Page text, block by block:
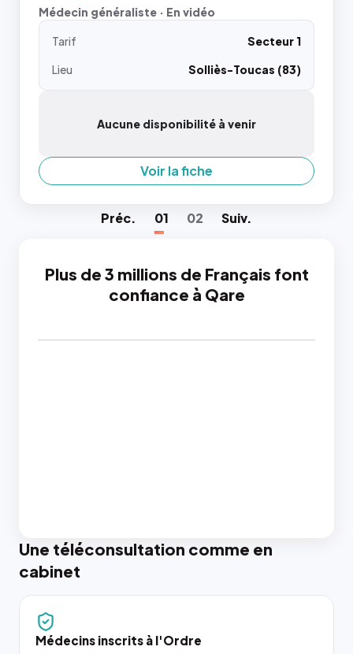
Médecin généraliste · En vidéo
Tarif
Secteur 1
Lieu
Solliès-Toucas (83)
Aucune disponibilité à venir
Voir la fiche
Préc. 01 02 Suiv.
Plus de 3 millions de Français font
confiance à Qare
Une téléconsultation comme en
cabinet
Médecins inscrits à l'Ordre